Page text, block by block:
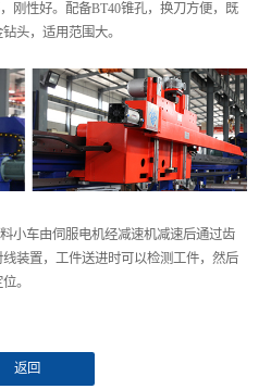
刚性好。配备BT40锥孔，换刀方便，既
头，适用范围大。
小车由伺服电机经减速机减速后通过齿
装置，工件送进时可以检测工件，然后
。
返回